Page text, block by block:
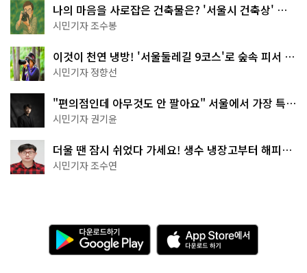
나의 마음을 사로잡은 건축물은? '서울시 건축상' 수
상작 공개!
시민기자 조수봉
이것이 천연 냉방! '서울둘레길 9코스'로 숲속 피서 떠
나볼까
시민기자 정향선
"편의점인데 아무것도 안 팔아요" 서울에서 가장 특별
한 편의점의 정체
시민기자 권기윤
더울 땐 잠시 쉬었다 가세요! 생수 냉장고부터 해피소
·무더위쉼터까지
시민기자 조수연
다
운
로
A
p
p